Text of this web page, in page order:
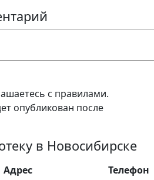
c правилами.
опубликован после
в Новосибирске
Адрес
Телефон